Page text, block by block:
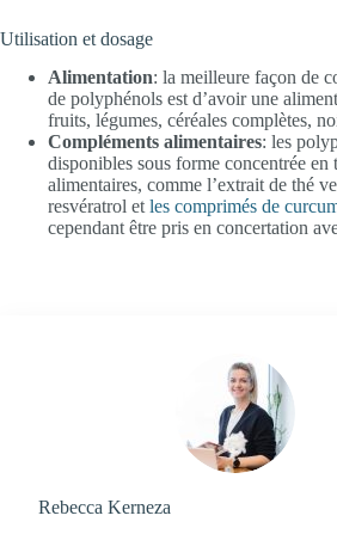
Utilisation et dosage
Alimentation: la meilleure façon de
de polyphénols est d’avoir une
fruits, légumes, céréales complètes,
Compléments alimentaires: les
disponibles sous forme concentrée en
alimentaires, comme l’extrait de thé
resvératrol et les comprimés de
cependant être pris en concertation
Rebecca Kerneza